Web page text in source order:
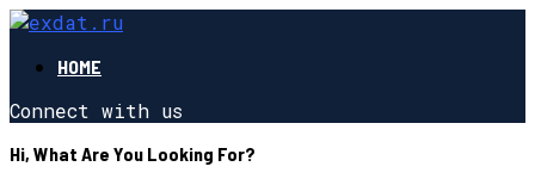
HOME
Connect with us
Hi, What Are You Looking For?